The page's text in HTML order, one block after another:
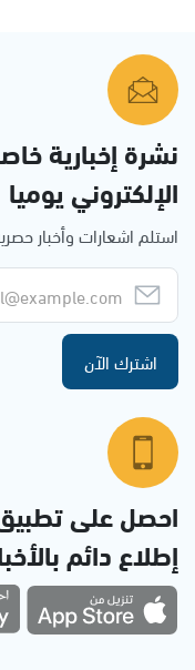
نشرة إخبارية
الإلكتروني يوميا
استلم اشعارات وأخبار
اشترك الآن
احصل على
إطلاع دائم